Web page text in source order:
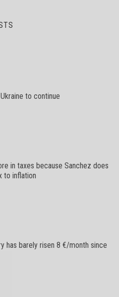
to continue
in taxes because Sanchez does
to inflation
has barely risen 8 €/month since